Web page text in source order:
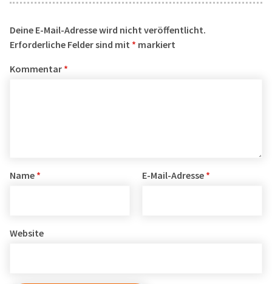
Deine E-Mail-Adresse wird nicht veröffentlicht.
Erforderliche Felder sind mit * markiert
Kommentar *
Name * E-Mail-Adresse *
Website